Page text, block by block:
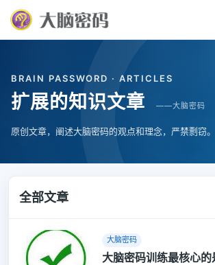
BRAIN PASSWORD · ARTICLES
扩展的知识文章 ——大脑密码
原创文章，阐述大脑密码的观点和理念，严禁剽窃。
全部文章
大脑密码
大脑密码训练最核心的